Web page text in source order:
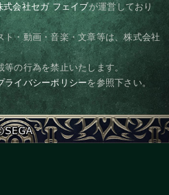
式会社セガ フェイブが運営しており
・動画・音楽・文章等は、株式会社
の行為を禁止いたします。
ライバシーポリシーを参照下さい。